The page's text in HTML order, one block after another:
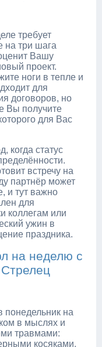
требует
на три шага
Вашу
проект.
ноги в тепле и
для
договоров, но
Вы получите
для Вас
когда статус
встречу на
партнёр может
и тут важно
для
коллегам или
ужин в
праздника.
на неделю с
понедельник на
в мыслях и
травмами:
косяками.